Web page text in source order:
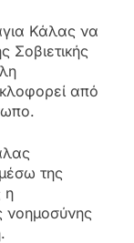
Κάλας να
Σοβιετικής
από
της
η
νοημοσύνης